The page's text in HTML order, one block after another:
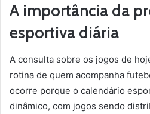
A importância da
esportiva diária
A consulta sobre os jogos de
rotina de quem acompanha
ocorre porque o calendário
dinâmico, com jogos sendo